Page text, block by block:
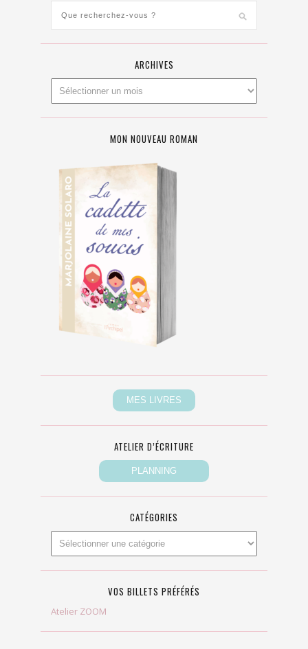
ARCHIVES
MON NOUVEAU ROMAN
ATELIER D’ÉCRITURE
CATÉGORIES
VOS BILLETS PRÉFÉRÉS
Atelier ZOOM